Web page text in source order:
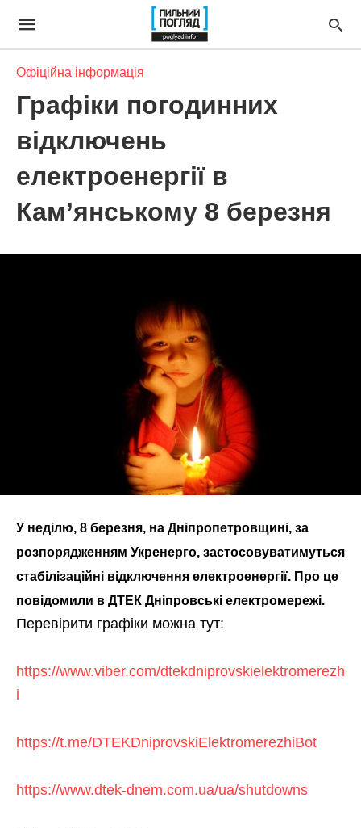
Офіційна інформація
Графіки погодинних
відключень
електроенергії в
Кам’янському 8 березня
У неділю, 8 березня, на Дніпропетровщині, за
розпорядженням Укренерго, застосовуватимуться
стабілізаційні відключення електроенергії. Про це
повідомили в ДТЕК Дніпровські електромережі.
Перевірити графіки можна тут:
https://www.viber.com/dtekdniprovskielektromerezh
i
https://t.me/DTEKDniprovskiElektromerezhiBot
https://www.dtek-dnem.com.ua/ua/shutdowns